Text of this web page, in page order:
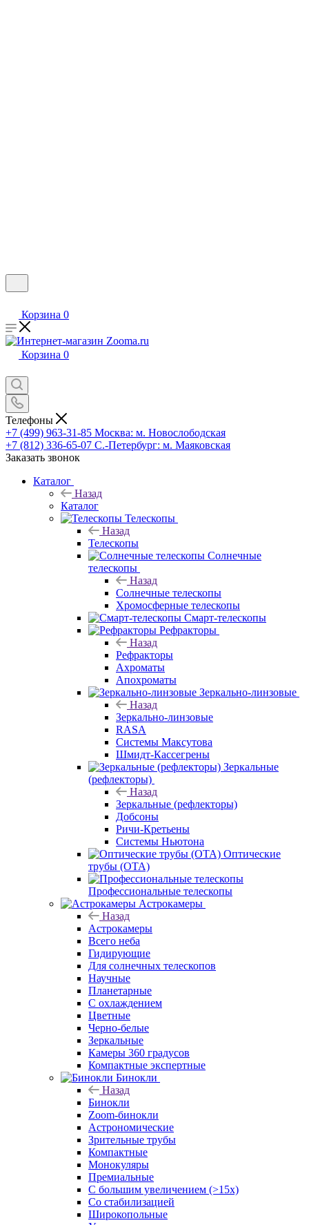
Корзина 0
Корзина 0
Телефоны
+7 (499) 963-31-85 Москва: м. Новослободская
+7 (812) 336-65-07 С.-Петербург: м. Маяковская
Заказать звонок
Каталог
Назад
Каталог
Телескопы
Назад
Телескопы
Солнечные
телескопы
Назад
Солнечные телескопы
Хромосферные телескопы
Смарт-телескопы
Рефракторы
Назад
Рефракторы
Ахроматы
Апохроматы
Зеркально-линзовые
Назад
Зеркально-линзовые
RASA
Системы Максутова
Шмидт-Кассегрены
Зеркальные
(рефлекторы)
Назад
Зеркальные (рефлекторы)
Добсоны
Ричи-Кретьены
Системы Ньютона
Оптические
трубы (OTA)
Профессиональные телескопы
Астрокамеры
Назад
Астрокамеры
Всего неба
Гидирующие
Для солнечных телескопов
Научные
Планетарные
С охлаждением
Цветные
Черно-белые
Зеркальные
Камеры 360 градусов
Компактные экспертные
Бинокли
Назад
Бинокли
Zoom-бинокли
Астрономические
Зрительные трубы
Компактные
Монокуляры
Премиальные
С большим увеличением (>15x)
Со стабилизацией
Широкопольные